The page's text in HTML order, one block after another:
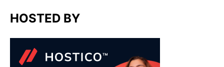
HOSTED BY